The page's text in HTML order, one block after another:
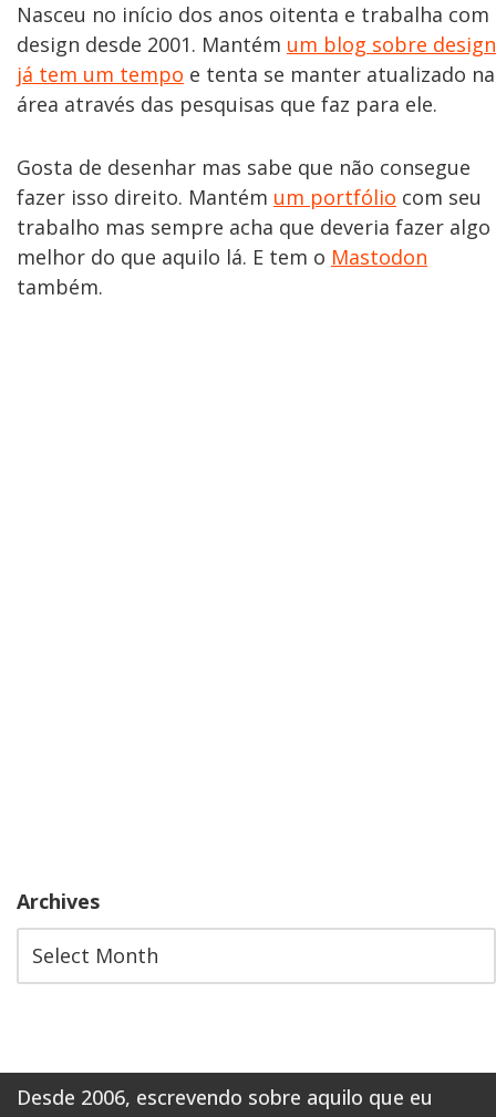
Nasceu no início dos anos oitenta e trabalha com
design desde 2001. Mantém um blog sobre design
já tem um tempo e tenta se manter atualizado na
área através das pesquisas que faz para ele.
Gosta de desenhar mas sabe que não consegue
fazer isso direito. Mantém um portfólio com seu
trabalho mas sempre acha que deveria fazer algo
melhor do que aquilo lá. E tem o Mastodon
também.
Archives
Desde 2006, escrevendo sobre aquilo que eu